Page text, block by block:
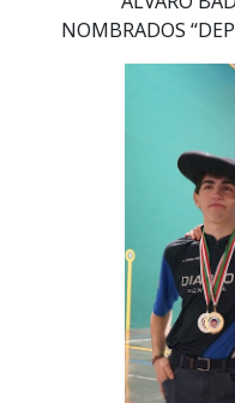
NOMBRADOS